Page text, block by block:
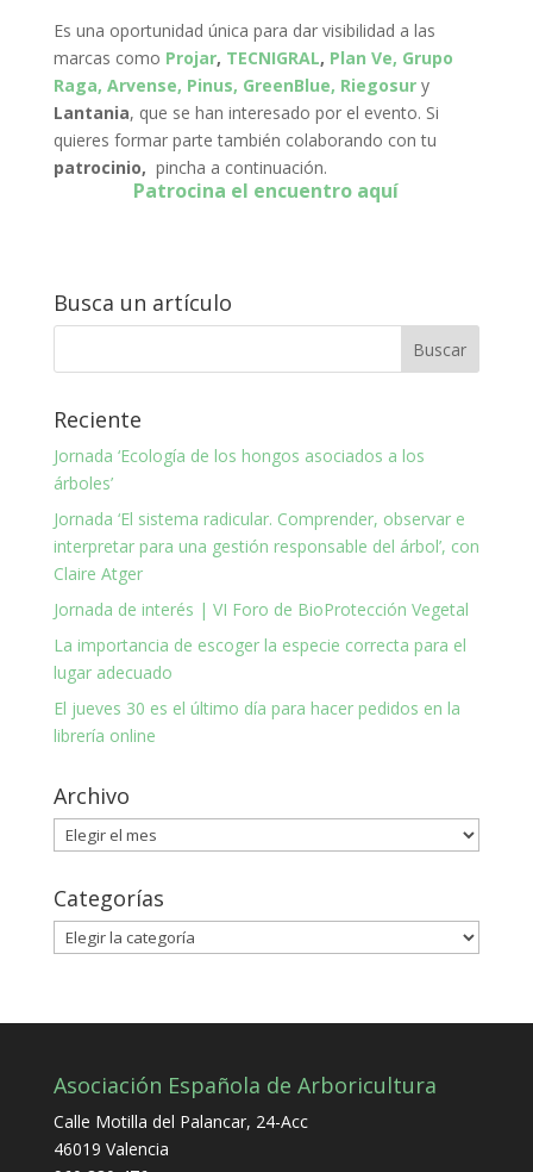
Es una oportunidad única para dar visibilidad a las
marcas como Projar, TECNIGRAL, Plan Ve, Grupo
Raga, Arvense, Pinus, GreenBlue, Riegosury
Lantania, que se han interesado por el evento. Si
quieres formar parte también colaborando con tu
patrocinio, pincha a continuación.
Patrocina el encuentro aquí
Busca un artículo
Reciente
Jornada ‘Ecología de los hongos asociados a los
árboles’
Jornada ‘El sistema radicular. Comprender, observar e
interpretar para una gestión responsable del árbol’, con
Claire Atger
Jornada de interés | VI Foro de BioProtección Vegetal
La importancia de escoger la especie correcta para el
lugar adecuado
El jueves 30 es el último día para hacer pedidos en la
librería online
Archivo
Archivo
Categorías
Categorías
Asociación Española de Arboricultura
Calle Motilla del Palancar, 24-Acc
46019 Valencia